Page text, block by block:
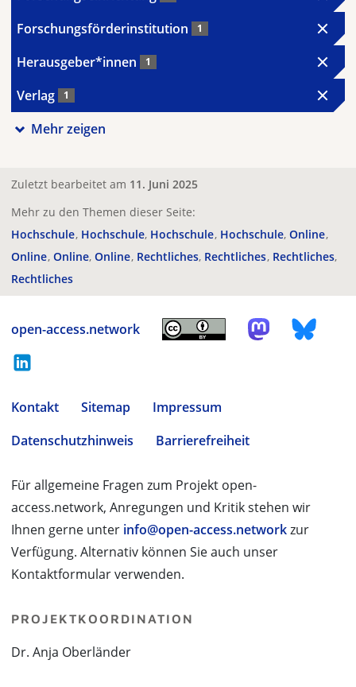
Forschungsförderinstitution 1
Herausgeber*innen 1
Verlag 1
Mehr zeigen
Zuletzt bearbeitet am 11. Juni 2025
Mehr zu den Themen dieser Seite:
Hochschule Hochschule Hochschule Hochschule Online
Online Online Online Rechtliches Rechtliches Rechtliches
Rechtliches
open-access.network
Kontakt Sitemap
Impressum
Datenschutzhinweis
Barrierefreiheit
Für allgemeine Fragen zum Projekt open-
access.network, Anregungen und Kritik stehen wir
Ihnen gerne unter info@open-access.networkzur
Verfügung. Alternativ können Sie auch unser
Kontaktformular verwenden.
PROJEKTKOORDINATION
Dr. Anja Oberländer